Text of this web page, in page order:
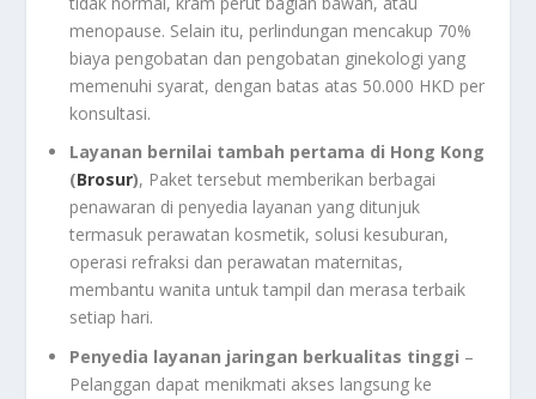
menopause. Selain itu, perlindungan mencakup 70%
biaya pengobatan dan pengobatan ginekologi yang
memenuhi syarat, dengan batas atas 50.000 HKD per
konsultasi.
Layanan bernilai tambah pertama di Hong Kong
(Brosur), Paket tersebut memberikan berbagai
penawaran di penyedia layanan yang ditunjuk
termasuk perawatan kosmetik, solusi kesuburan,
operasi refraksi dan perawatan maternitas,
membantu wanita untuk tampil dan merasa terbaik
setiap hari.
Penyedia layanan jaringan berkualitas tinggi –
Pelanggan dapat menikmati akses langsung ke